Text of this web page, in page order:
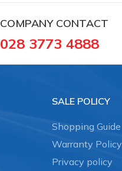
COMPANY CONTACT
028 3773 4888
SALE POLICY
Shopping Guide
Warranty Policy
Privacy policy